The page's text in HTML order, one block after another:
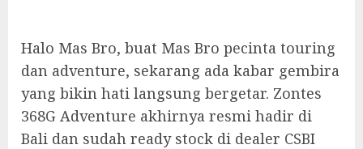
Halo Mas Bro, buat Mas Bro pecinta touring
dan adventure, sekarang ada kabar gembira
yang bikin hati langsung bergetar. Zontes
368G Adventure akhirnya resmi hadir di
Bali dan sudah ready stock di dealer CSBI